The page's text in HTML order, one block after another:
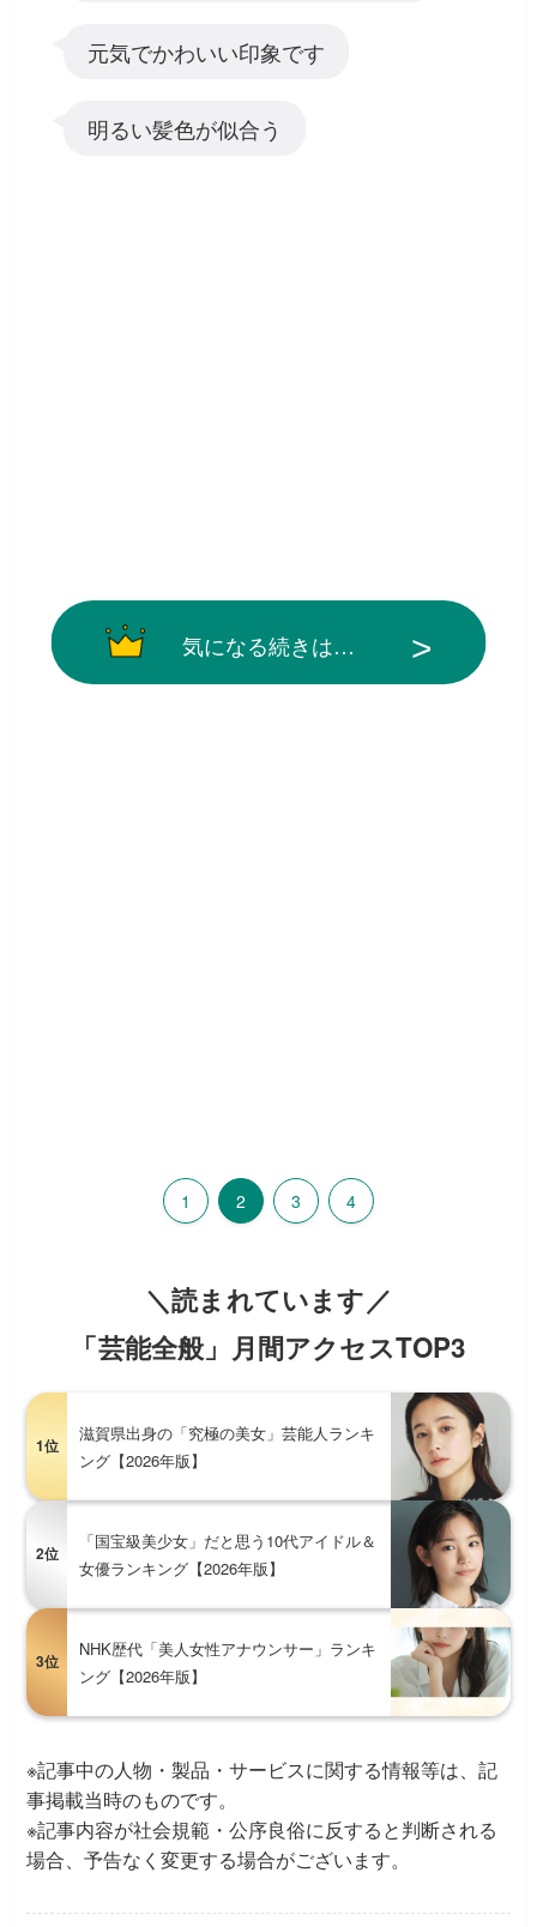
元気でかわいい印象です
明るい髪色が似合う
気になる続きは…
1 2 3 4
＼読まれています／
「芸能全般」月間アクセスTOP3
1位
滋賀県出身の「究極の美女」芸能人ランキ
ング【2026年版】
2位
「国宝級美少女」だと思う10代アイドル＆
女優ランキング【2026年版】
3位
NHK歴代「美人女性アナウンサー」ランキ
ング【2026年版】
※記事中の人物・製品・サービスに関する情報等は、記
事掲載当時のものです。
※記事内容が社会規範・公序良俗に反すると判断される
場合、予告なく変更する場合がございます。